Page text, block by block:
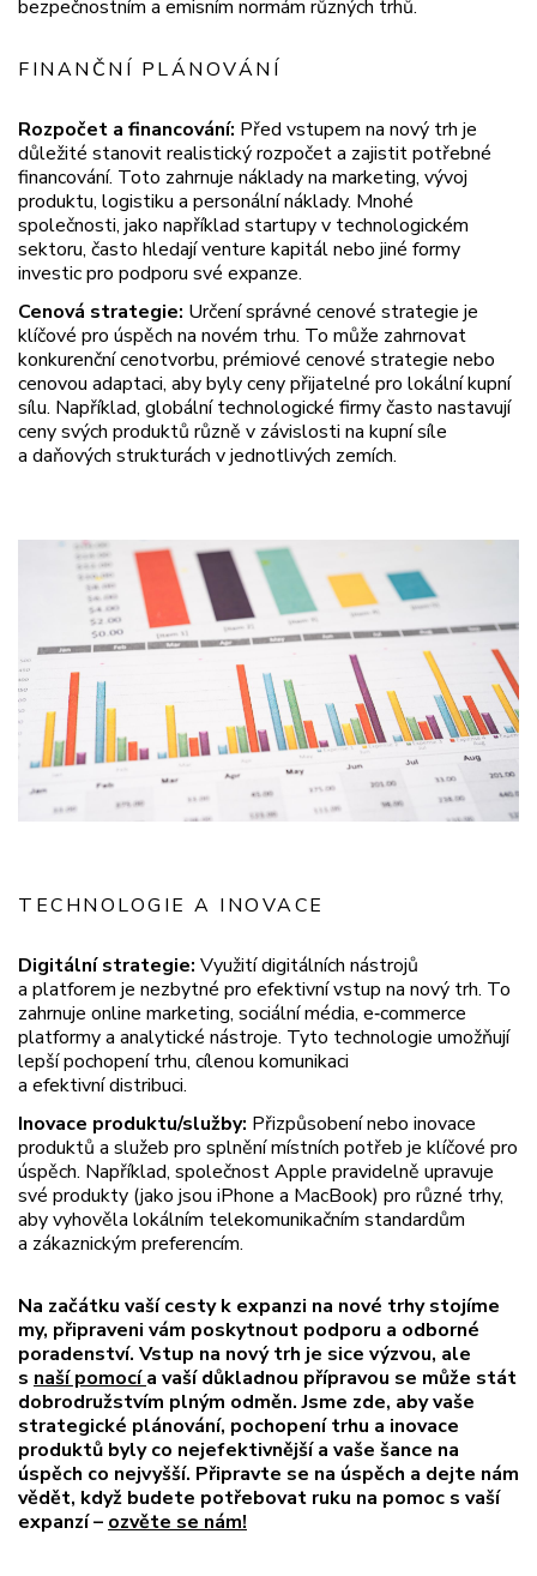
bezpečnostním a emisním normám různých trhů.
FINANČNÍ PLÁNOVÁNÍ
Rozpočet a financování: Před vstupem na nový trh je
důležité stanovit realistický rozpočet a zajistit potřebné
financování. Toto zahrnuje náklady na marketing, vývoj
produktu, logistiku a personální náklady. Mnohé
společnosti, jako například startupy v technologickém
sektoru, často hledají venture kapitál nebo jiné formy
investic pro podporu své expanze.
Cenová strategie: Určení správné cenové strategie je
klíčové pro úspěch na novém trhu. To může zahrnovat
konkurenční cenotvorbu, prémiové cenové strategie nebo
cenovou adaptaci, aby byly ceny přijatelné pro lokální kupní
sílu. Například, globální technologické firmy často nastavují
ceny svých produktů různě v závislosti na kupní síle
a daňových strukturách v jednotlivých zemích.
TECHNOLOGIE A INOVACE
Digitální strategie: Využití digitálních nástrojů
a platforem je nezbytné pro efektivní vstup na nový trh. To
zahrnuje online marketing, sociální média, e‑commerce
platformy a analytické nástroje. Tyto technologie umožňují
lepší pochopení trhu, cílenou komunikaci
a efektivní distribuci.
Inovace produktu/služby: Přizpůsobení nebo inovace
produktů a služeb pro splnění místních potřeb je klíčové pro
úspěch. Například, společnost Apple pravidelně upravuje
své produkty (jako jsou iPhone a MacBook) pro různé trhy,
aby vyhověla lokálním telekomunikačním standardům
a zákaznickým preferencím.
Na začátku vaší cesty k expanzi na nové trhy stojíme
my, připraveni vám poskytnout podporu a odborné
poradenství. Vstup na nový trh je sice výzvou, ale
s naší pomocía vaší důkladnou přípravou se může stát
dobrodružstvím plným odměn. Jsme zde, aby vaše
strategické plánování, pochopení trhu a inovace
produktů byly co nejefektivnější a vaše šance na
úspěch co nejvyšší. Připravte se na úspěch a dejte nám
vědět, když budete potřebovat ruku na pomoc s vaší
expanzí – ozvěte se nám!